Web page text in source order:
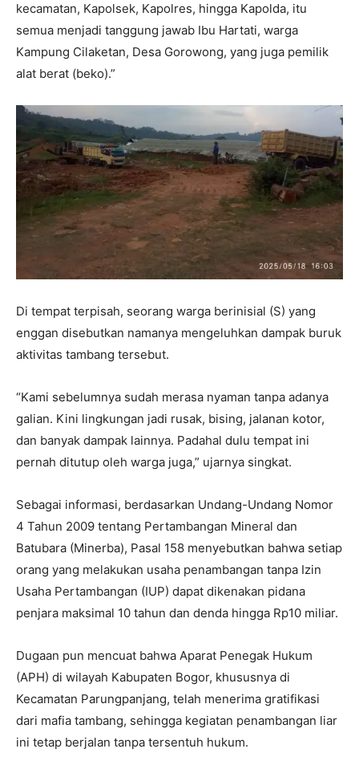
kecamatan, Kapolsek, Kapolres, hingga Kapolda, itu
semua menjadi tanggung jawab Ibu Hartati, warga
Kampung Cilaketan, Desa Gorowong, yang juga pemilik
alat berat (beko).”
Di tempat terpisah, seorang warga berinisial (S) yang
enggan disebutkan namanya mengeluhkan dampak buruk
aktivitas tambang tersebut.
“Kami sebelumnya sudah merasa nyaman tanpa adanya
galian. Kini lingkungan jadi rusak, bising, jalanan kotor,
dan banyak dampak lainnya. Padahal dulu tempat ini
pernah ditutup oleh warga juga,” ujarnya singkat.
Sebagai informasi, berdasarkan Undang-Undang Nomor
4 Tahun 2009 tentang Pertambangan Mineral dan
Batubara (Minerba), Pasal 158 menyebutkan bahwa setiap
orang yang melakukan usaha penambangan tanpa Izin
Usaha Pertambangan (IUP) dapat dikenakan pidana
penjara maksimal 10 tahun dan denda hingga Rp10 miliar.
Dugaan pun mencuat bahwa Aparat Penegak Hukum
(APH) di wilayah Kabupaten Bogor, khususnya di
Kecamatan Parungpanjang, telah menerima gratifikasi
dari mafia tambang, sehingga kegiatan penambangan liar
ini tetap berjalan tanpa tersentuh hukum.